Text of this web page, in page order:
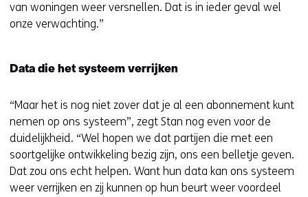
van woningen weer versnellen. Dat is in ieder geval wel
onze verwachting.”
Data die het systeem verrijken
“Maar het is nog niet zover dat je al een abonnement kunt
nemen op ons systeem”, zegt Stan nog even voor de
duidelijkheid. “Wel hopen we dat partijen die met een
soortgelijke ontwikkeling bezig zijn, ons een belletje geven.
Dat zou ons echt helpen. Want hun data kan ons systeem
weer verrijken en zij kunnen op hun beurt weer voordeel